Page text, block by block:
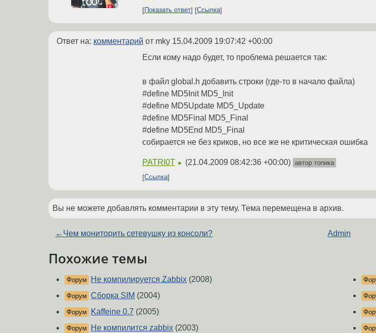
Показать ответ Ссылка
Ответ на: комментарий от mky 15.04.2009 19:07:42 +00:00
Если кому надо будет, то проблема решается так:
в файл global.h добавить строки (где-то в начало файла)
#define MD5Init MD5_Init
#define MD5Update MD5_Update
#define MD5Final MD5_Final
#define MD5End MD5_Final
собирается не без криков, но все же не критическая ошибка
PATRI0T ★ (21.04.2009 08:42:36 +00:00) автор топика
Ссылка
Вы не можете добавлять комментарии в эту тему. Тема перемещена в архив.
← Чем мониторить сетевушку из консоли? Admin
Похожие темы
Форум Не компилируется Zabbix (2008)
Форум Сборка SIM (2004)
Форум Kaffeine 0.7 (2005)
Форум Не компилится zabbix (2003)